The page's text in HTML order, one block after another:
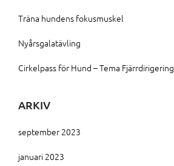
Träna hundens fokusmuskel
Nyårsgalatävling
Cirkelpass för Hund – Tema Fjärrdirigering
ARKIV
september 2023
januari 2023